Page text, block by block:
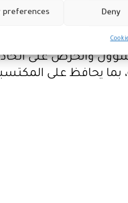
Deny
preferences
إخضاعهم لتتبع دقيق،
اللازم.
مقيمين وسياح،
والحرص على اتخاذ
بما يحافظ على